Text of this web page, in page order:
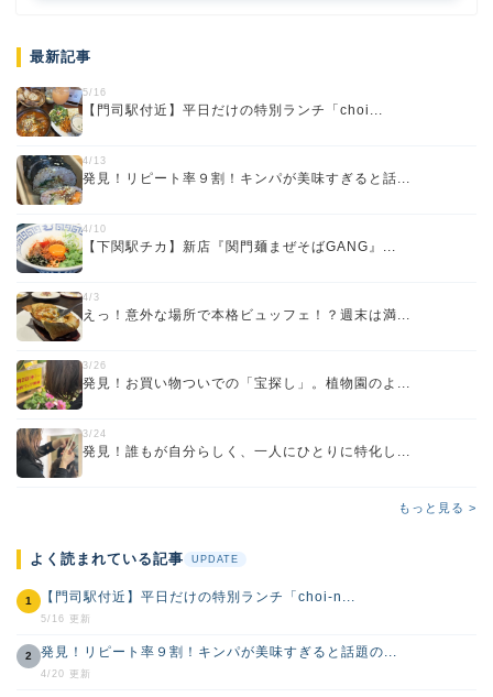
最新記事
5/16
【門司駅付近】平日だけの特別ランチ「choi...
4/13
発見！リピート率９割！キンパが美味すぎると話...
4/10
【下関駅チカ】新店『関門麺まぜそばGANG』...
4/3
えっ！意外な場所で本格ビュッフェ！？週末は満...
3/26
発見！お買い物ついでの「宝探し」。植物園のよ...
3/24
発見！誰もが自分らしく、一人にひとりに特化し...
もっと見る >
よく読まれている記事 UPDATE
1 【門司駅付近】平日だけの特別ランチ「choi-n...
5/16 更新
2 発見！リピート率９割！キンパが美味すぎると話題の...
4/20 更新